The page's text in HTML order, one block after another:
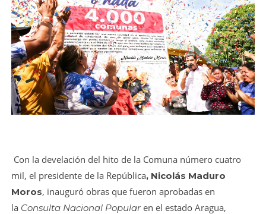
Con la develación del hito de la Comuna número cuatro
mil, el presidente de la República, Nicolás Maduro
Moros, inauguró obras que fueron aprobadas en
la Consulta Nacional Popularen el estado Aragua,